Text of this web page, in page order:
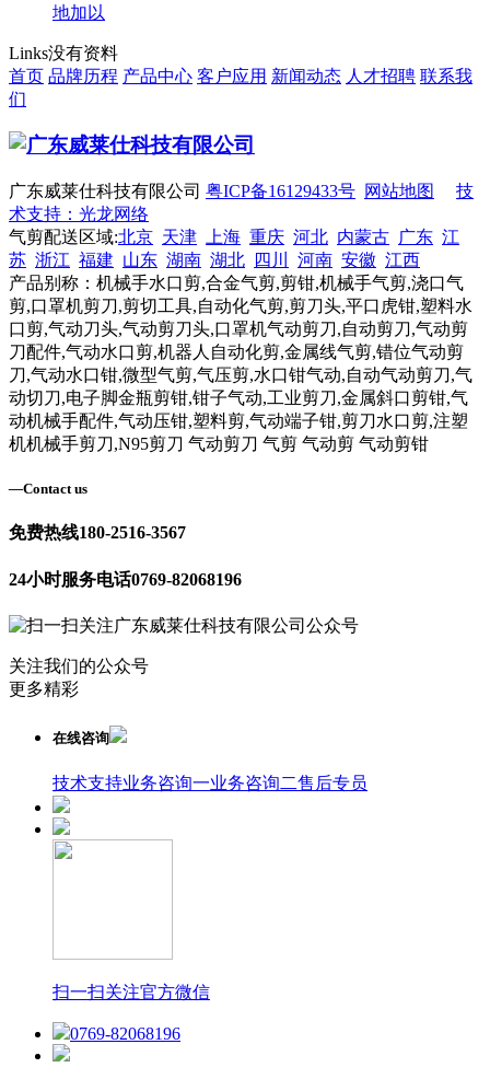
地加以
Links没有资料
首页 品牌历程 产品中心 客户应用 新闻动态 人才招聘 联系我
们
广东威莱仕科技有限公司 粤ICP备16129433号 网站地图
技
术支持：光龙网络
气剪配送区域:北京 天津 上海 重庆 河北 内蒙古 广东 江
苏 浙江 福建 山东 湖南 湖北 四川 河南 安徽 江西
产品别称：机械手水口剪,合金气剪,剪钳,机械手气剪,浇口气
剪,口罩机剪刀,剪切工具,自动化气剪,剪刀头,平口虎钳,塑料水
口剪,气动刀头,气动剪刀头,口罩机气动剪刀,自动剪刀,气动剪
刀配件,气动水口剪,机器人自动化剪,金属线气剪,错位气动剪
刀,气动水口钳,微型气剪,气压剪,水口钳气动,自动气动剪刀,气
动切刀,电子脚金瓶剪钳,钳子气动,工业剪刀,金属斜口剪钳,气
动机械手配件,气动压钳,塑料剪,气动端子钳,剪刀水口剪,注塑
机机械手剪刀,N95剪刀 气动剪刀 气剪 气动剪 气动剪钳
—Contact us
免费热线180-2516-3567
24小时服务电话0769-82068196
关注我们的公众号
更多精彩
在线咨询
技术支持业务咨询一业务咨询二售后专员
扫一扫关注官方微信
0769-82068196